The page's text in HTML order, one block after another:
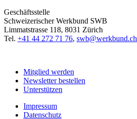
Geschäftsstelle
Schweizerischer Werkbund SWB
Limmatstrasse 118, 8031 Zürich
Tel. +41 44 272 71 76, swb@werkbund.ch
Mitglied werden
Newsletter bestellen
Unterstützen
Impressum
Datenschutz